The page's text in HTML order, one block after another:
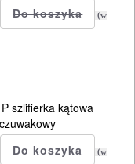
(w
szlifierka kątowa
(w